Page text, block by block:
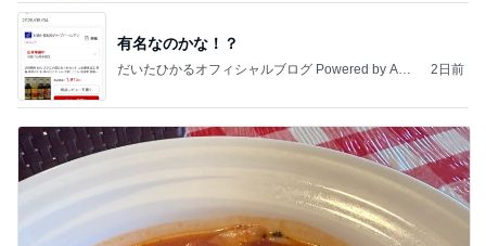
有名なのかな！？
だいたひかるオフィシャルブログ Powered by Ame
2日前